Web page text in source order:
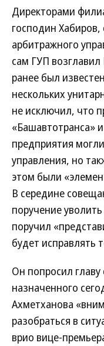
Директорами
господин
арбитражного
сам ГУП
ранее был
нескольких
не исключил, что
«Башавтотранса»
предприятия
управления, но
этом были
В середине
поручение
поручил
будет исправлять
Он попросил главу
назначенного
Ахметханова
разобраться в
врио вице-